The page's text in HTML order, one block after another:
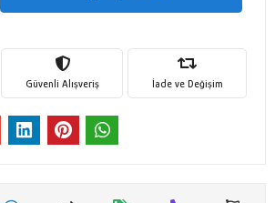
Güvenli Alışveriş İade ve Değişim